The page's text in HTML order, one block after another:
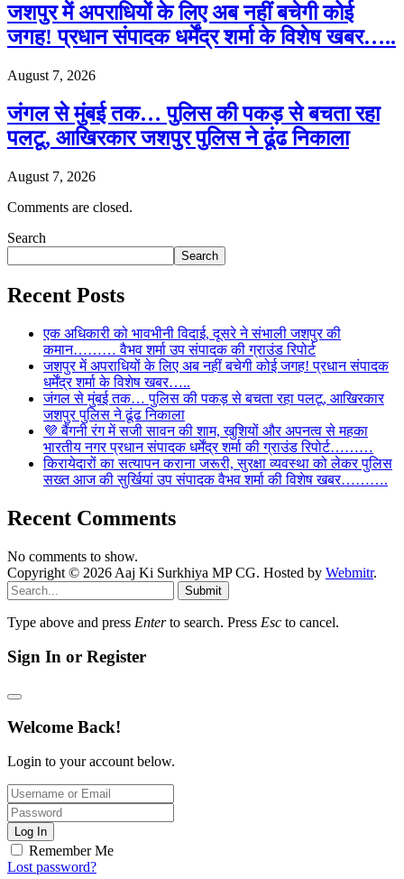
जशपुर में अपराधियों के लिए अब नहीं बचेगी कोई
जगह! प्रधान संपादक धर्मेंद्र शर्मा के विशेष खबर…..
August 7, 2026
जंगल से मुंबई तक… पुलिस की पकड़ से बचता रहा
पलटू, आखिरकार जशपुर पुलिस ने ढूंढ निकाला
August 7, 2026
Comments are closed.
Search
Search
Recent Posts
एक अधिकारी को भावभीनी विदाई, दूसरे ने संभाली जशपुर की
कमान……… वैभव शर्मा उप संपादक की ग्राउंड रिपोर्ट
जशपुर में अपराधियों के लिए अब नहीं बचेगी कोई जगह! प्रधान संपादक
धर्मेंद्र शर्मा के विशेष खबर…..
जंगल से मुंबई तक… पुलिस की पकड़ से बचता रहा पलटू, आखिरकार
जशपुर पुलिस ने ढूंढ निकाला
💜 बैंगनी रंग में सजी सावन की शाम, खुशियों और अपनत्व से महका
भारतीय नगर प्रधान संपादक धर्मेंद्र शर्मा की ग्राउंड रिपोर्ट………
किरायेदारों का सत्यापन कराना जरूरी, सुरक्षा व्यवस्था को लेकर पुलिस
सख्त आज की सुर्खियां उप संपादक वैभव शर्मा की विशेष खबर……….
Recent Comments
No comments to show.
Copyright © 2026 Aaj Ki Surkhiya MP CG. Hosted by Webmitr.
Submit
Type above and press Enterto search. Press Esc to cancel.
Sign In or Register
Welcome Back!
Login to your account below.
Log In
Remember Me
Lost password?